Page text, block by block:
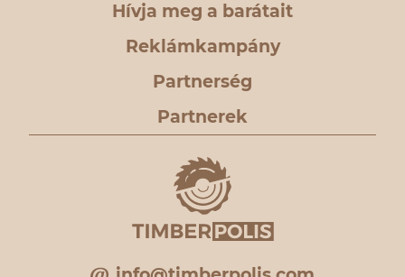
Hívja meg a barátait
Reklámkampány
Partnerség
Partnerek